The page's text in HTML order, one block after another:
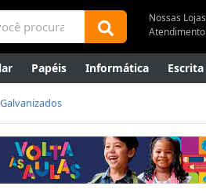
Nossas Lojas
Atendimento
Papéis Informática Escrita
Envelopes
Canetas Luxo
Outlet
Galvanizados